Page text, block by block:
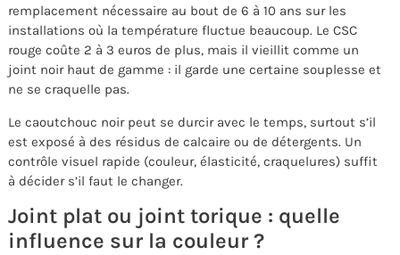
remplacement nécessaire au bout de 6 à 10 ans sur les
installations où la température fluctue beaucoup. Le CSC
rouge coûte 2 à 3 euros de plus, mais il vieillit comme un
joint noir haut de gamme : il garde une certaine souplesse et
ne se craquelle pas.
Le caoutchouc noir peut se durcir avec le temps, surtout s’il
est exposé à des résidus de calcaire ou de détergents. Un
contrôle visuel rapide (couleur, élasticité, craquelures) suffit
à décider s’il faut le changer.
Joint plat ou joint torique : quelle
influence sur la couleur ?